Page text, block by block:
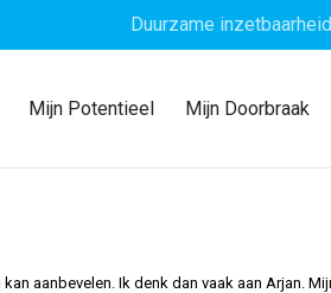
Duurzame
Mijn Potentieel Mijn Doorbraak
aanbevelen. Ik denk dan vaak aan Arjan.